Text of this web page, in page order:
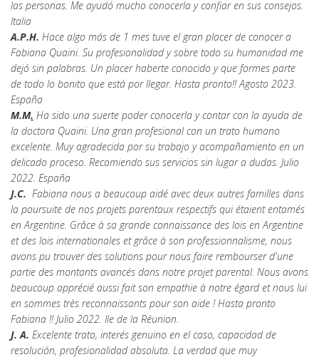
las personas. Me ayudó mucho conocerla y confiar en sus consejos.
Italia
A.P.H. Hace algo más de 1 mes tuve el gran placer de conocer a
Fabiana Quaini. Su profesionalidad y sobre todo su humanidad me
dejó sin palabras. Un placer haberte conocido y que formes parte
de todo lo bonito que está por llegar. Hasta pronto!! Agosto 2023.
España
M.M. Ha sido una suerte poder conocerla y contar con la ayuda de
la doctora Quaini. Una gran profesional con un trato humano
excelente. Muy agradecida por su trabajo y acompañamiento en un
delicado proceso. Recomiendo sus servicios sin lugar a dudas. Julio
2022. España
J.C. Fabiana nous a beaucoup aidé avec deux autres familles dans
la poursuite de nos projets parentaux respectifs qui étaient entamés
en Argentine. Grâce à sa grande connaissance des lois en Argentine
et des lois internationales et grâce à son professionnalisme, nous
avons pu trouver des solutions pour nous faire rembourser d'une
partie des montants avancés dans notre projet parental. Nous avons
beaucoup apprécié aussi fait son empathie à notre égard et nous lui
en sommes très reconnaissants pour son aide ! Hasta pronto
Fabiana !! Julio 2022. Ile de la Réunion.
J. A. Excelente trato, interés genuino en el caso, capacidad de
resolución, profesionalidad absoluta. La verdad que muy